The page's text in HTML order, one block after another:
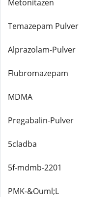
Metonitazen
Temazepam Pulver
Alprazolam-Pulver
Flubromazepam
MDMA
Pregabalin-Pulver
5cladba
5f-mdmb-2201
PMK-&Ouml;L